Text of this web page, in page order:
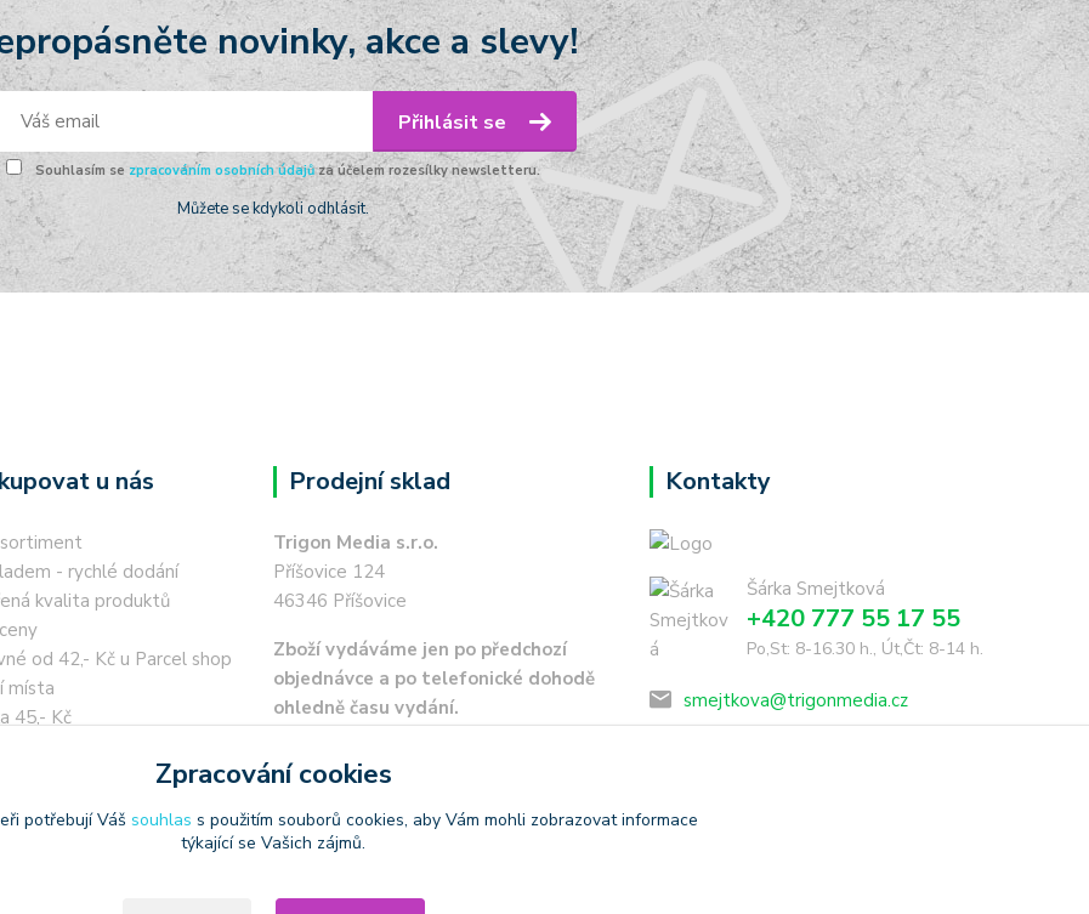
novinky, akce a slevy!
Přihlásit se
Souhlasím se zpracováním osobních údajůza účelem rozesílky newsletteru.
Můžete se kdykoli odhlásit.
u nás
- rychlé dodání
kvalita produktů
od 42,- Kč u Parcel shop
místa
45,- Kč
Prodejní sklad
Trigon Media s.r.o.
Příšovice 124
46346 Příšovice
Zboží vydáváme jen po předchozí
objednávce a po telefonické dohodě
ohledně času vydání.
Kontakty
Šárka Smejtková
+420 777 55 17 55
Po,St: 8-16.30 h., Út,Čt: 8-14 h.
smejtkova@trigonmedia.cz
Zpracování cookies
potřebují Váš souhlas s použitím souborů cookies, aby Vám mohli zobrazovat informace
týkající se Vašich zájmů.